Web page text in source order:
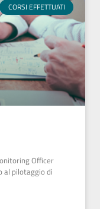
CORSI EFFETTUATI
Officer
al pilotaggio di